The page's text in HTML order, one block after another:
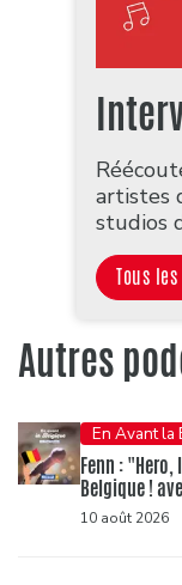
artistes
studios
Tous
Autres
En Avant la
Fenn :
Belgique !
10 août 2026